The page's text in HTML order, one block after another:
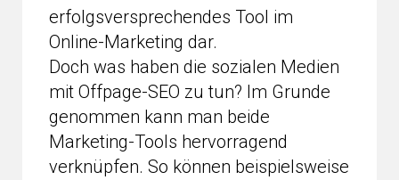
erfolgsversprechendes Tool im
Online-Marketing dar.
Doch was haben die sozialen Medien
mit Offpage-SEO zu tun? Im Grunde
genommen kann man beide
Marketing-Tools hervorragend
verknüpfen. So können beispielsweise